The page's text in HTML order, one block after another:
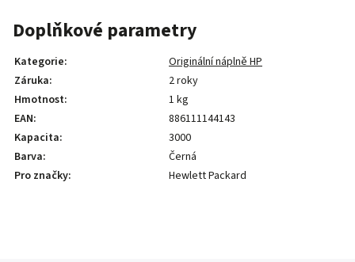
Doplňkové parametry
Kategorie:
Originální náplně HP
Záruka:
2 roky
Hmotnost:
1 kg
EAN:
886111144143
Kapacita:
3000
Barva:
Černá
Pro značky: Hewlett Packard